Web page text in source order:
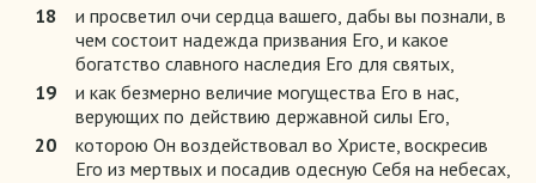
18
и просветил очи сердца вашего, дабы вы познали, в
чем состоит надежда призвания Его, и какое
богатство славного наследия Его для святых,
19
и как безмерно величие могущества Его в нас,
верующих по действию державной силы Его,
20
которою Он воздействовал во Христе, воскресив
Его из мертвых и посадив одесную Себя на небесах,